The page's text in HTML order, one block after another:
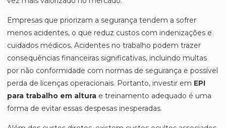
Empresas que priorizam a segurança tendem a sofrer
menos acidentes, o que reduz custos com indenizações e
cuidados médicos. Acidentes no trabalho podem trazer
consequências financeiras significativas, incluindo multas
por não conformidade com normas de segurança e possível
perda de licenças operacionais. Portanto, investir em EPI
para trabalho em altura e treinamento adequado é uma
forma de evitar essas despesas inesperadas.